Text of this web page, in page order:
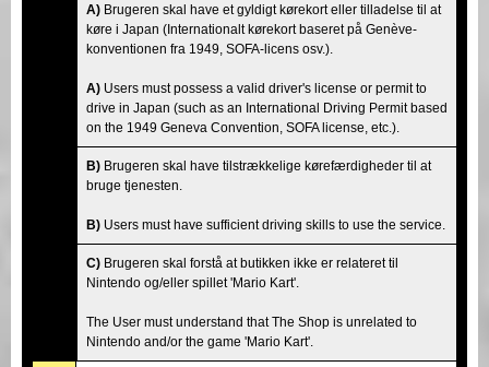
A) Brugeren skal have et gyldigt kørekort eller tilladelse til at
køre i Japan (Internationalt kørekort baseret på Genève-
konventionen fra 1949, SOFA-licens osv.).
A) Users must possess a valid driver's license or permit to
drive in Japan (such as an International Driving Permit based
on the 1949 Geneva Convention, SOFA license, etc.).
B) Brugeren skal have tilstrækkelige kørefærdigheder til at
bruge tjenesten.
B) Users must have sufficient driving skills to use the service.
C) Brugeren skal forstå at butikken ikke er relateret til
Nintendo og/eller spillet 'Mario Kart'.
The User must understand that The Shop is unrelated to
Nintendo and/or the game 'Mario Kart'.